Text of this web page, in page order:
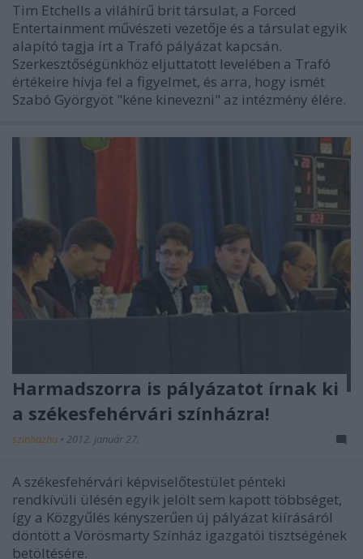
Tim Etchells a viláhírű brit társulat, a Forced
Entertainment művészeti vezetője és a társulat egyik
alapító tagja írt a Trafó pályázat kapcsán.
Szerkesztőségünkhöz eljuttatott levelében a Trafó
értékeire hívja fel a figyelmet, és arra, hogy ismét
Szabó Györgyöt "kéne kinevezni" az intézmény élére.
Harmadszorra is pályázatot írnak ki
a székesfehérvári színházra!
szinhazhu • 2012. január 27.
A székesfehérvári képviselőtestület pénteki
rendkívüli ülésén egyik jelölt sem kapott többséget,
így a Közgyűlés kényszerűen új pályázat kiírásáról
döntött a Vörösmarty Színház igazgatói tisztségének
betöltésére.